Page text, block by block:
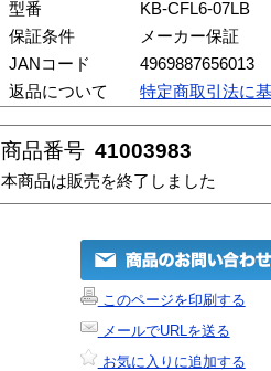
型番
KB-CFL6-07LB
保証条件
メーカー保証
JANコード
4969887656013
返品について
特定商取引法に
商品番号 41003983
本商品は販売を終了しました
このページを印刷する
メールでURLを送る
お気に入りに追加する